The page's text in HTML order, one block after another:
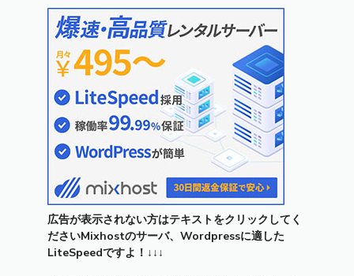
広告が表示されない方はテキストをクリックしてく
ださいMixhostのサーバ、Wordpressに適した
LiteSpeedですよ！↓↓↓